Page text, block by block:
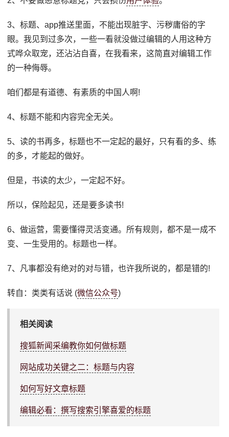
3、标题、app推送里面，不能出现脏字、污秽庸俗的字
眼。我见到过多次，一些一看就没做过编辑的人用这种方
式哗众取宠，还沾沾自喜，在我看来，这简直对编辑工作
的一种侮辱。
咱们都是有道德、有素质的中国人啊!
4、标题不能和内容完全无关。
5、读的书再多，标题也不一定起的最好，只有看的多、练
的多，才能起的做好。
但是，书读的太少，一定起不好。
所以，保险起见，还是要多读书!
6、做运营，需要懂得灵活变通。所有规则，都不是一成不
变、一生受用的。标题也一样。
7、凡事都没有绝对的对与错，也许我所说的，都是错的!
转自：类类有话说 (微信公众号)
相关阅读
搜狐新闻采编教你如何做标题
网站成功关键之二：标题与内容
如何写好文章标题
编辑必看：撰写搜索引擎喜爱的标题